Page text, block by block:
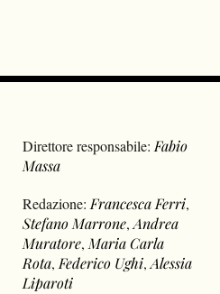
Direttore responsabile: Fabio
Massa
Redazione: Francesca Ferri,
Stefano Marrone,Andrea
Muratore, Maria Carla
Rota, Federico Ughi,Alessia
Liparoti